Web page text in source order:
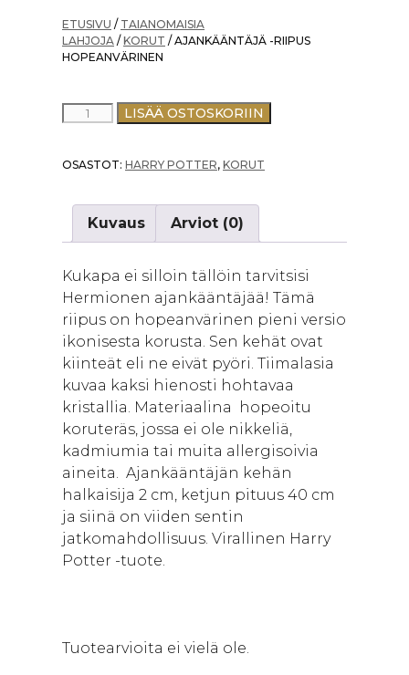
ETUSIVU / TAIANOMAISIA
LAHJOJA /KORUT / AJANKÄÄNTÄJÄ -RIIPUS
HOPEANVÄRINEN
AJANKÄÄNTÄJÄLISÄÄ OSTOSKORIIN
OSASTOT: HARRY POTTER, KORUT
Kuvaus Arviot (0)
Kukapa ei silloin tällöin tarvitsisi
Hermionen ajankääntäjää! Tämä
riipus on hopeanvärinen pieni versio
ikonisesta korusta. Sen kehät ovat
kiinteät eli ne eivät pyöri. Tiimalasia
kuvaa kaksi hienosti hohtavaa
kristallia. Materiaalina hopeoitu
koruteräs, jossa ei ole nikkeliä,
kadmiumia tai muita allergisoivia
aineita. Ajankääntäjän kehän
halkaisija 2 cm, ketjun pituus 40 cm
ja siinä on viiden sentin
jatkomahdollisuus. Virallinen Harry
Potter -tuote.
Tuotearvioita ei vielä ole.